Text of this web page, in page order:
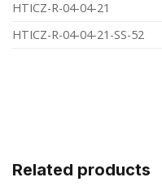
HTICZ-R-04-04-21
HTICZ-R-04-04-21-SS-52
Related products